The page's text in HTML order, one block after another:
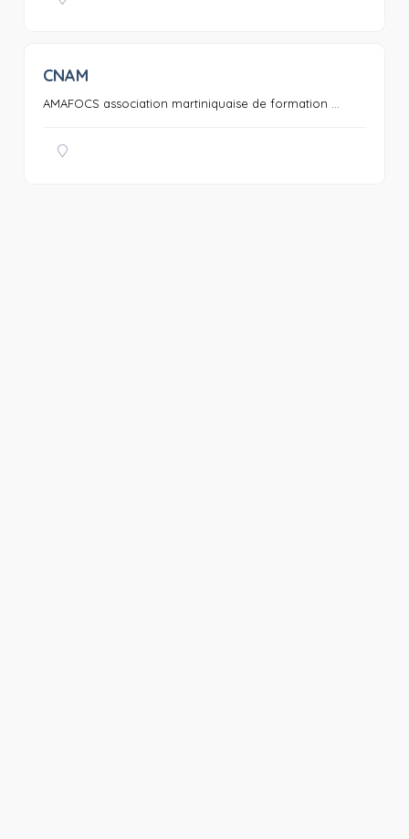
CNAM
AMAFOCS association martiniquaise de formation ...